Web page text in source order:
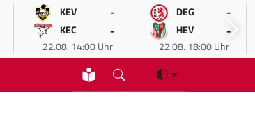
KEV -
KEC -
22.08. 14:00 Uhr
DEG -
HEV -
22.08. 18:00 Uhr